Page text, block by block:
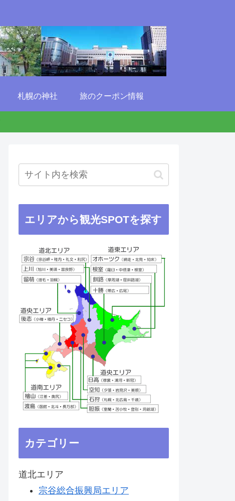
札幌の神社 旅のクーポン情報
エリアから観光SPOTを探す
カテゴリー
道北エリア
宗谷総合振興局エリア